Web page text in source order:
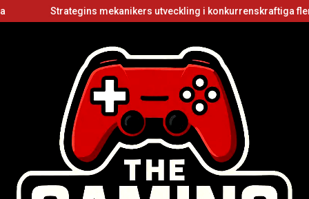
mekanikers utveckling i konkurrenskraftiga